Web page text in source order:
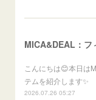
こんにちは😊本日は
テムを紹介します✨
2026.07.26 05:27